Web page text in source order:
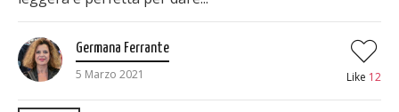
Germana Ferrante
5 Marzo 2021
Like 12